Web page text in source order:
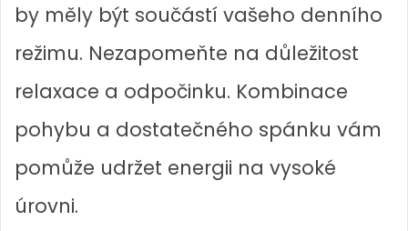
by měly být součástí vašeho denního
režimu. Nezapomeňte na důležitost
relaxace a odpočinku. Kombinace
pohybu a dostatečného spánku vám
pomůže udržet energii na vysoké
úrovni.